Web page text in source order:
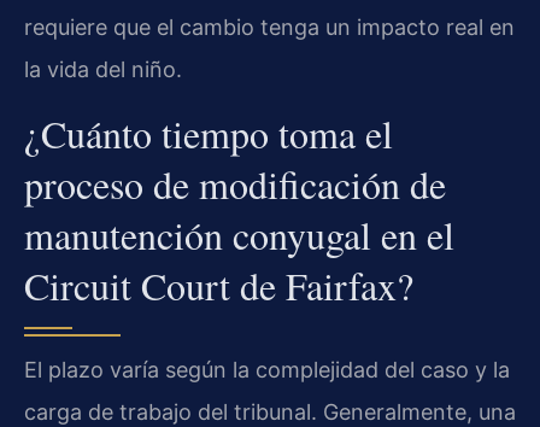
requiere que el cambio tenga un impacto real en
la vida del niño.
¿Cuánto tiempo toma el
proceso de modificación de
manutención conyugal en el
Circuit Court de Fairfax?
El plazo varía según la complejidad del caso y la
carga de trabajo del tribunal. Generalmente, una